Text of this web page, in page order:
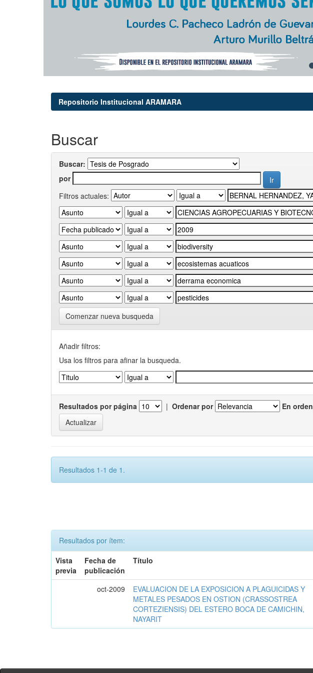
Repositorio Institucional ARAMARA
Buscar
Buscar:
por
Filtros actuales:
Comenzar nueva busqueda
Añadir filtros:
Usa los filtros para afinar la busqueda.
Resultados por página | Ordenar por En orden
Resultados 1-1 de 1.
Resultados por ítem:
Vista
previa
Fecha de
publicación
Título
oct-2009
EVALUACION DE LA EXPOSICION A PLAGUICIDAS Y
METALES PESADOS EN OSTION (CRASSOSTREA
CORTEZIENSIS) DEL ESTERO BOCA DE CAMICHIN,
NAYARIT